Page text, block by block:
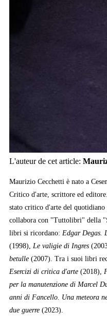
L'auteur de cet article:
Maurizio Cecchetti è nato a
Critico d'arte, scrittore ed
stato critico d'arte del
collabora con "Tuttolibri" della
libri si ricordano: Edgar Degas.
(1998), Le valigie di Ingres
betulle(2007). Tra i suoi libri
Esercizi di critica d'arte(2018),
per la manutenzione di Marcel
anni di Fancello. Una meteora
due guerre(2023).